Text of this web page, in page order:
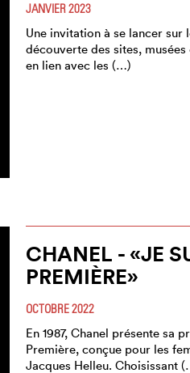
JANVIER 2023
Une invitation à se lancer sur
découverte des sites,
en lien avec les (…)
CHANEL - «JE
PREMIÈRE»
OCTOBRE 2022
En 1987, Chanel présente sa
Première, conçue pour les
Jacques Helleu. Choisissant